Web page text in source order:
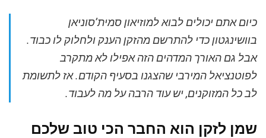
כיום אתם יכולים לבוא למוזיאון סמית’סוניאן
בוושינגטון כדי להתרשם מהזקן הענק ולחלוק לו כבוד.
אבל גם האורך המדהים הזה אפילו לא מתקרב
לפוטנציאל המירבי שהצגנו בסעיף הקודם. אז לתשומת
לב כל המזוקנים, יש עוד הרבה על מה לעבוד.
שמן לזקן הוא החבר הכי טוב שלכם